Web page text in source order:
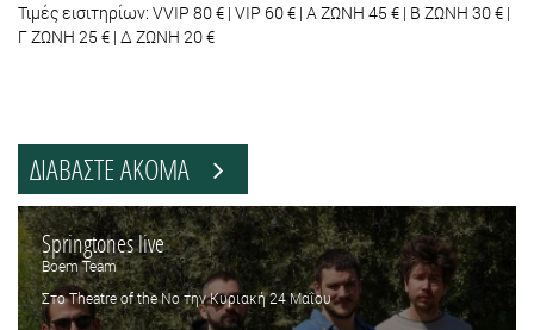
Τιμές εισιτηρίων: VVIP 80 € | VIP 60 € | A ΖΩΝΗ 45 € | Β ΖΩΝΗ 30 € |
Γ ΖΩΝΗ 25 € | Δ ΖΩΝΗ 20 €
ΔΙΑΒΑΣΤΕ ΑΚΟΜΑ
Springtones live
Boem Team
Στο Theatre of the No την Κυριακή 24 Μαΐου